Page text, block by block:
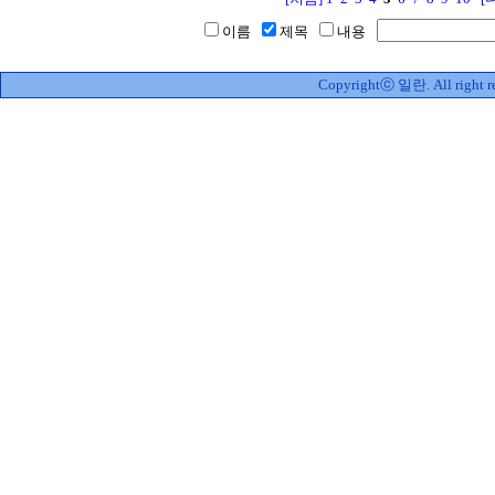
이름
제목 내용
Copyrightⓒ 일란. All right